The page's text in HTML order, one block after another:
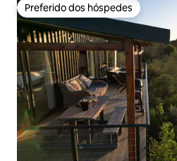
Preferido dos hóspedes
Preferido dos hóspedes